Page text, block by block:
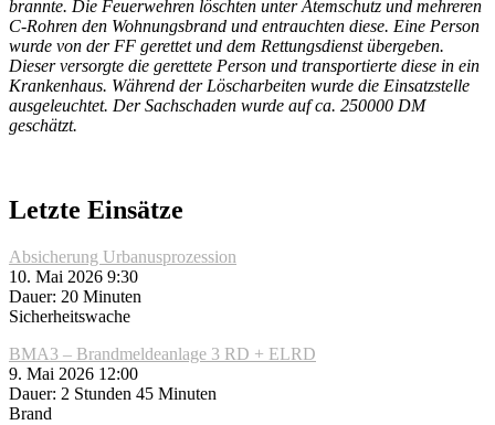
brannte. Die Feuerwehren löschten unter Atemschutz und mehreren
C-Rohren den Wohnungsbrand und entrauchten diese. Eine Person
wurde von der FF gerettet und dem Rettungsdienst übergeben.
Dieser versorgte die gerettete Person und transportierte diese in ein
Krankenhaus. Während der Löscharbeiten wurde die Einsatzstelle
ausgeleuchtet. Der Sachschaden wurde auf ca. 250000 DM
geschätzt.
Letzte Einsätze
Absicherung Urbanusprozession
10. Mai 2026 9:30
Dauer: 20 Minuten
Sicherheitswache
BMA3 – Brandmeldeanlage 3 RD + ELRD
9. Mai 2026 12:00
Dauer: 2 Stunden 45 Minuten
Brand